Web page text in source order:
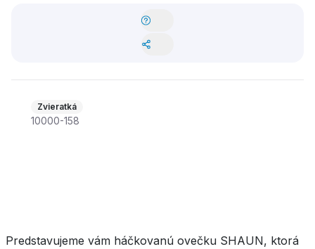
Zvieratká
10000-158
Predstavujeme vám háčkovanú ovečku SHAUN, ktorá